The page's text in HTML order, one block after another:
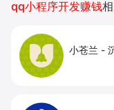
qq小程序开发赚钱
小苍兰 -